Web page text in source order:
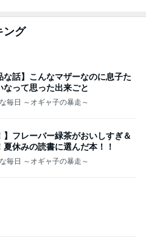
ング
な話】こんなマザーなのに息子た
なって思った出来ごと
毎日 ～オギャ子の暴走～
】フレーバー緑茶がおいしすぎ＆
夏休みの読書に選んだ本！！
毎日 ～オギャ子の暴走～